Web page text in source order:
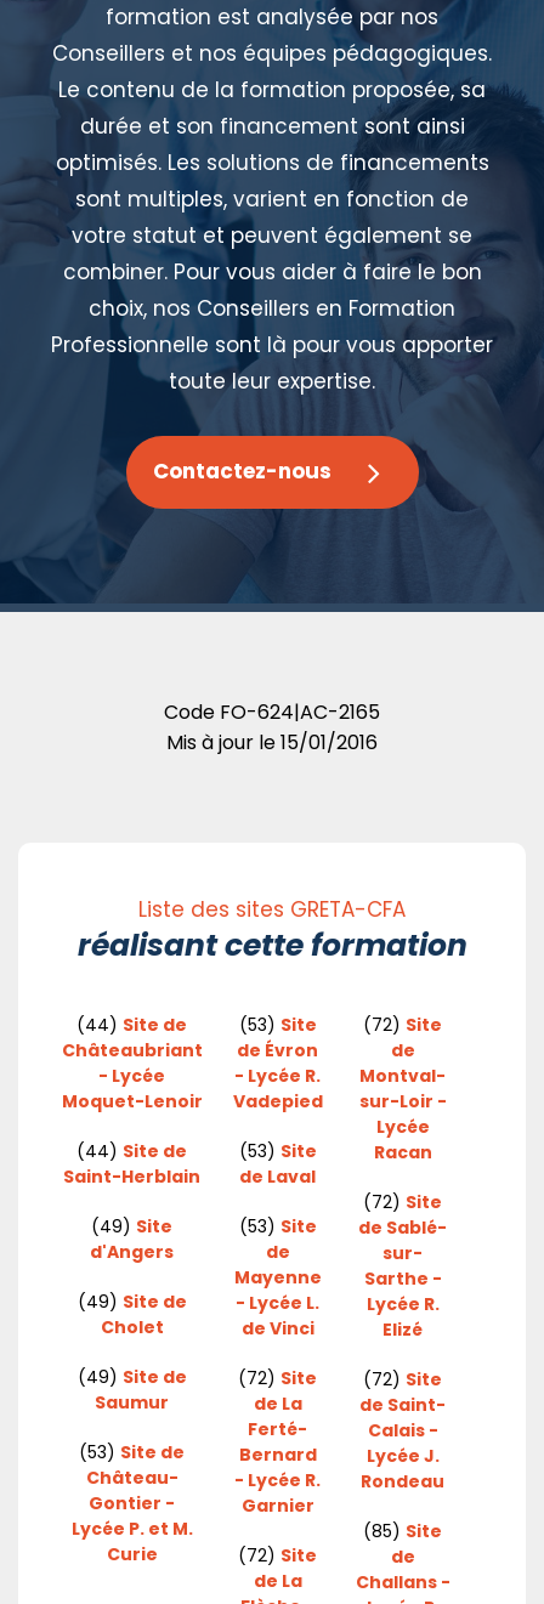
formation est analysée par nos
Conseillers et nos équipes pédagogiques.
Le contenu de la formation proposée, sa
durée et son financement sont ainsi
optimisés. Les solutions de financements
sont multiples, varient en fonction de
votre statut et peuvent également se
combiner. Pour vous aider à faire le bon
choix, nos Conseillers en Formation
Professionnelle sont là pour vous apporter
toute leur expertise.
Contactez-nous
Code FO-624|AC-2165
Mis à jour le15/01/2016
Liste des sites GRETA-CFA
réalisant cette formation
(44) Site de
Châteaubriant
- Lycée
Moquet-Lenoir
(44) Site de
Saint-Herblain
(49) Site
d'Angers
(49) Site de
Cholet
(49) Site de
Saumur
(53) Site de
Château-
Gontier -
Lycée P. et M.
Curie
(53) Site
de Évron
- Lycée R.
Vadepied
(53) Site
de Laval
(53) Site
de
Mayenne
- Lycée L.
de Vinci
(72) Site
de La
Ferté-
Bernard
- Lycée R.
Garnier
(72) Site
de La
(72) Site
de
Montval-
sur-Loir -
Lycée
Racan
(72) Site
de Sablé-
sur-
Sarthe -
Lycée R.
Elizé
(72) Site
de Saint-
Calais -
Lycée J.
Rondeau
(85) Site
de
Challans -